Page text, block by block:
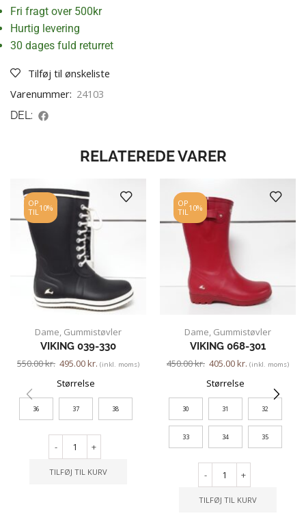
Fri fragt over 500kr
Hurtig levering
30 dages fuld returret
Tilføj til ønskeliste
Varenummer: 24103
DEL:
RELATEREDE VARER
OP
TIL10%
Dame, Gummistøvler
VIKING 039-330
550.00kr. 495.00kr. (inkl. moms)
Størrelse
36 37 38
- +
TILFØJ TIL KURV
OP
TIL10%
Dame, Gummistøvler
VIKING 068-301
450.00kr. 405.00kr. (inkl. moms)
Størrelse
30 31 32
33 34 35
- +
TILFØJ TIL KURV